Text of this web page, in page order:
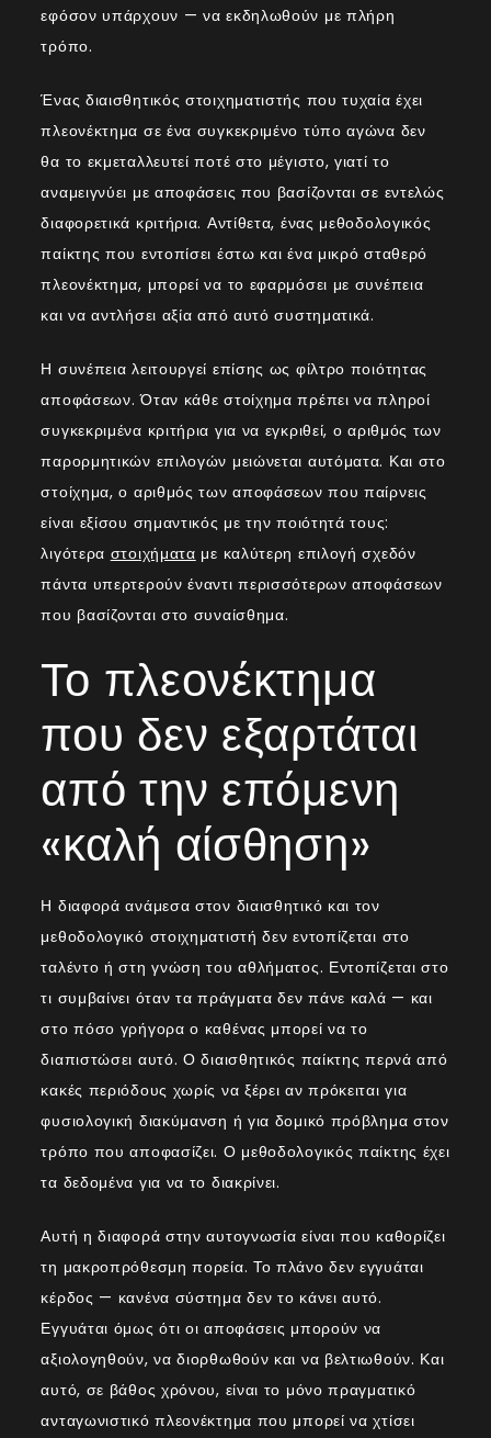
εφόσον υπάρχουν — να εκδηλωθούν με πλήρη
τρόπο.
Ένας διαισθητικός στοιχηματιστής που τυχαία έχει
πλεονέκτημα σε ένα συγκεκριμένο τύπο αγώνα δεν
θα το εκμεταλλευτεί ποτέ στο μέγιστο, γιατί το
αναμειγνύει με αποφάσεις που βασίζονται σε εντελώς
διαφορετικά κριτήρια. Αντίθετα, ένας μεθοδολογικός
παίκτης που εντοπίσει έστω και ένα μικρό σταθερό
πλεονέκτημα, μπορεί να το εφαρμόσει με συνέπεια
και να αντλήσει αξία από αυτό συστηματικά.
Η συνέπεια λειτουργεί επίσης ως φίλτρο ποιότητας
αποφάσεων. Όταν κάθε στοίχημα πρέπει να πληροί
συγκεκριμένα κριτήρια για να εγκριθεί, ο αριθμός των
παρορμητικών επιλογών μειώνεται αυτόματα. Και στο
στοίχημα, ο αριθμός των αποφάσεων που παίρνεις
είναι εξίσου σημαντικός με την ποιότητά τους:
λιγότερα στοιχήματα με καλύτερη επιλογή σχεδόν
πάντα υπερτερούν έναντι περισσότερων αποφάσεων
που βασίζονται στο συναίσθημα.
Το πλεονέκτημα
που δεν εξαρτάται
από την επόμενη
«καλή αίσθηση»
Η διαφορά ανάμεσα στον διαισθητικό και τον
μεθοδολογικό στοιχηματιστή δεν εντοπίζεται στο
ταλέντο ή στη γνώση του αθλήματος. Εντοπίζεται στο
τι συμβαίνει όταν τα πράγματα δεν πάνε καλά — και
στο πόσο γρήγορα ο καθένας μπορεί να το
διαπιστώσει αυτό. Ο διαισθητικός παίκτης περνά από
κακές περιόδους χωρίς να ξέρει αν πρόκειται για
φυσιολογική διακύμανση ή για δομικό πρόβλημα στον
τρόπο που αποφασίζει. Ο μεθοδολογικός παίκτης έχει
τα δεδομένα για να το διακρίνει.
Αυτή η διαφορά στην αυτογνωσία είναι που καθορίζει
τη μακροπρόθεσμη πορεία. Το πλάνο δεν εγγυάται
κέρδος — κανένα σύστημα δεν το κάνει αυτό.
Εγγυάται όμως ότι οι αποφάσεις μπορούν να
αξιολογηθούν, να διορθωθούν και να βελτιωθούν. Και
αυτό, σε βάθος χρόνου, είναι το μόνο πραγματικό
ανταγωνιστικό πλεονέκτημα που μπορεί να χτίσει